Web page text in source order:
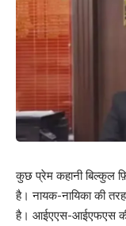
कुछ प्रेम कहानी बिल्कुल
है। नायक-नायिका की
है। आईएएस-आईएफएस की